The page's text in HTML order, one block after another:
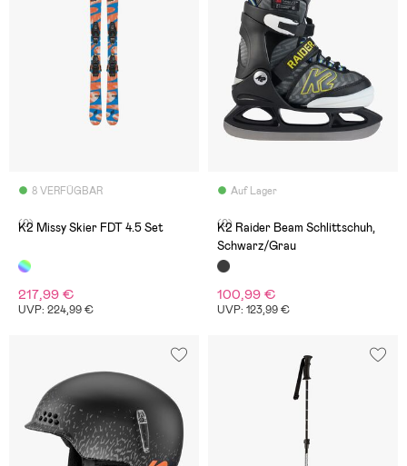
8 VERFÜGBAR
(0)
K2 Missy Skier FDT 4.5 Set
217,99 €
UVP: 224,99 €
Auf Lager
(0)
K2 Raider Beam Schlittschuh,
Schwarz/Grau
100,99 €
UVP: 123,99 €